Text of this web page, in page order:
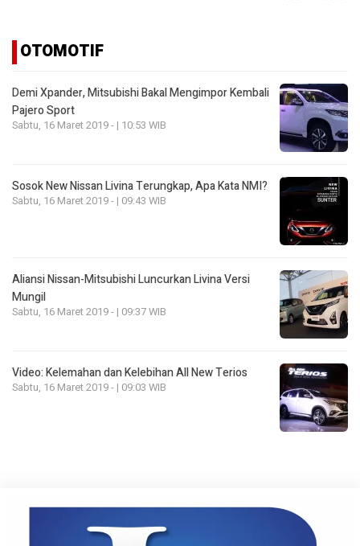
OTOMOTIF
Demi Xpander, Mitsubishi Bakal Mengimpor Kembali
Pajero Sport
Sabtu, 16 Maret 2019 - | 10:53 WIB
Sosok New Nissan Livina Terungkap, Apa Kata NMI?
Sabtu, 16 Maret 2019 - | 09:43 WIB
Aliansi Nissan-Mitsubishi Luncurkan Livina Versi
Mungil
Sabtu, 16 Maret 2019 - | 09:37 WIB
Video: Kelemahan dan Kelebihan All New Terios
Sabtu, 16 Maret 2019 - | 09:03 WIB